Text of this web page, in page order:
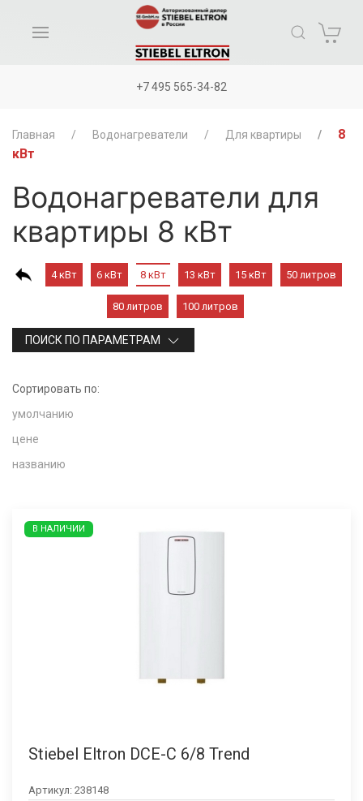
+7 495 565-34-82
Главная Водонагреватели Для квартиры
8
кВт
Водонагреватели для
квартиры 8 кВт
4 кВт 6 кВт 8 кВт 13 кВт 15 кВт 50 литров
80 литров 100 литров
ПОИСК ПО ПАРАМЕТРАМ
Сортировать по:
умолчанию
цене
названию
Stiebel Eltron DCE-C 6/8 Trend
Артикул: 238148
В НАЛИЧИИ